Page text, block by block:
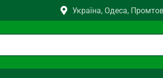
Україна, Одеса,